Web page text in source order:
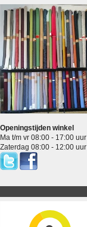
Openingstijden winkel
Ma t/m vr 08:00 - 17:00 uur
Zaterdag 08:00 - 12:00 uur